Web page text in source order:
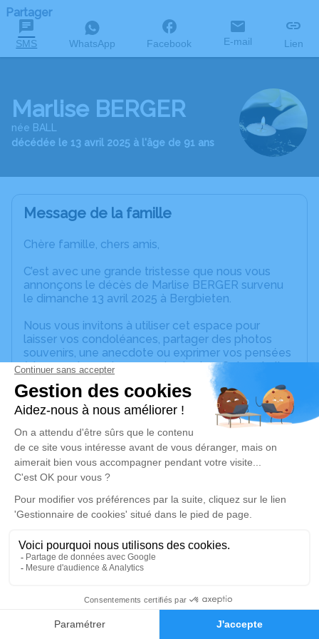
Faire-part Hommages
Partager
SMS WhatsApp Facebook E-mail Lien
Marlise BERGER
née BALL
décédée le 13 avril 2025 à l'âge de 91 ans
Message de la famille
Chère famille, chers amis,
C’est avec une grande tristesse que nous vous
annonçons le décès de Marlise BERGER survenu
le dimanche 13 avril 2025 à Bergbieten.
Nous vous invitons à utiliser cet espace pour
laisser vos condoléances, partager des photos
souvenirs, une anecdote ou exprimer vos pensées
à travers des poèmes ou des textes. Cet endroit
est un lieu d'expression dédié à honorer la
mémoire de Marlise BERGER.
Un service de plantation d’arbre hommage est
disponible ici.
Cérémonie religieuse
Salle Moderne de Strasbourg
15 Rue de l'Ill
Je rends hommage